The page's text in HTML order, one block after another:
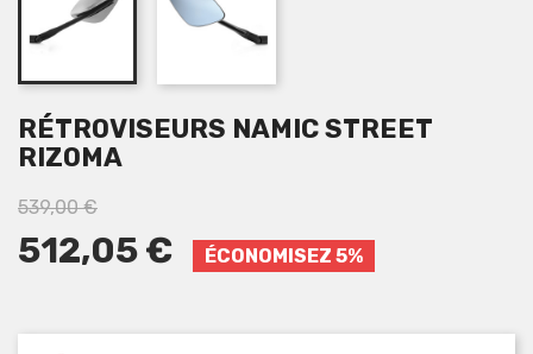
RÉTROVISEURS NAMIC STREET
RIZOMA
539,00 €
512,05 € ÉCONOMISEZ 5%